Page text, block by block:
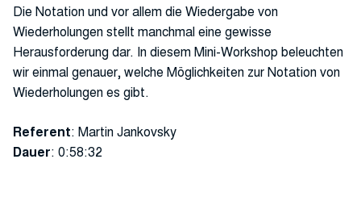
Die Notation und vor allem die Wiedergabe von
Wiederholungen stellt manchmal eine gewisse
Herausforderung dar. In diesem Mini-Workshop beleuchten
wir einmal genauer, welche Möglichkeiten zur Notation von
Wiederholungen es gibt.
Referent: Martin Jankovsky
Dauer: 0:58:32